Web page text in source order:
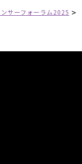
サーフォーラム2025 >